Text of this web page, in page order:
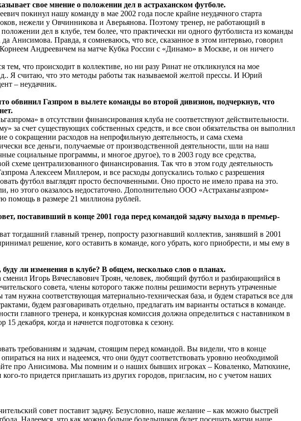
свое мнение о положении дел в астраханском футболе.
покинул нашу команду в мае 2002 года после крайне неудачного старта
нежели у Овчинникова и Аверьянова. Поэтому тренер, не работающий в
дел в клубе, тем более, что практически ни одного футболиста из команды
Анисимова. Правда, я сомневаюсь, что все, сказанное в этом интервью, говорил
Андреевичем на матче Кубка России с «Динамо» в Москве, и он ничего
что происходит в коллективе, но ни разу Ринат не откликнулся на мое
Я считаю, что это методы работы так называемой желтой прессы. И Юрий
– неудачник.
обвинил Газпром в вылете команды во второй дивизион, подчеркнув, что
в отсутствии финансирования клуба не соответствуют действительности.
счет существующих собственных средств, и все свои обязательства он выполнил
сокращении расходов на непрофильную деятельность, и сама схема
все деньги, получаемые от производственной деятельности, шли на наш
социальные программы, и многое другое), то в 2003 году все средства,
схеме централизованного финансирования. Так что в этом году деятельность
Алексеем Миллером, и все расходы допускались только с разрешения
футбол выглядят просто беспочвенными. Оно просто не имело права на это.
но этого оказалось недостаточно. Дополнительно ООО «Астраханьгазпром»
помощь в размере 21 миллиона рублей.
поставивший в конце 2001 года перед командой задачу выхода в премьер-
тогдашний главный тренер, попросту разогнавший коллектив, занявший в 2001
решение, кого оставить в команде, кого убрать, кого приобрести, и мы ему в
ли изменения в клубе? В общем, несколько слов о планах.
Игорь Вячеславович Троян, человек, любящий футбол и разбирающийся в
совета, члены которого также полны решимости вернуть утраченные
соответствующая материально-техническая база, и будем стараться все для
будем разговаривать отдельно, предлагать им варианты остаться в команде.
главного тренера, и конкурсная комиссия должна определиться с наставником в
декабря, когда и начнется подготовка к сезону.
требованиям и задачам, стоящим перед командой. Вы видели, что в конце
на них и надеемся, что они будут соответствовать уровню необходимой
про Анисимова. Мы помним и о наших бывших игроках – Коваленко, Матюхине,
то придется приглашать из других городов, пригласим, но с учетом наших
совет поставит задачу. Безусловно, наше желание – как можно быстрей
Надеемся, что как можно больше болельщиков будет посещать матчи наше